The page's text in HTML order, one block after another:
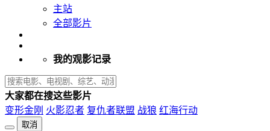
主站
全部影片
我的观影记录
大家都在搜这些影片
变形金刚 火影忍者 复仇者联盟 战狼 红海行动
取消